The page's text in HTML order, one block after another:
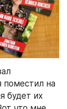
поместил на
будет их